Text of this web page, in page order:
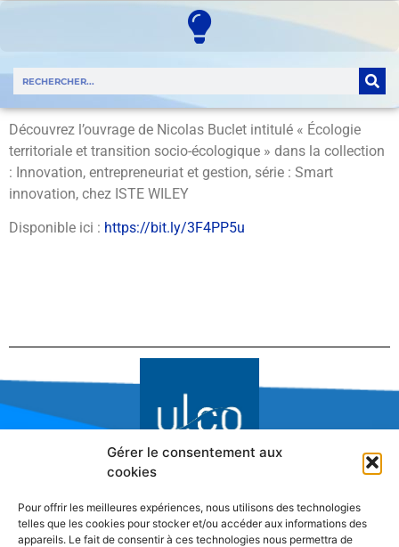
Gérer le consentement aux
cookies
Pour offrir les meilleures expériences, nous utilisons des technologies
telles que les cookies pour stocker et/ou accéder aux informations des
appareils. Le fait de consentir à ces technologies nous permettra de
Découvrez l’ouvrage de Nicolas Buclet intitulé « Écologie
territoriale et transition socio-écologique » dans la collection
: Innovation, entrepreneuriat et gestion, série : Smart
innovation, chez ISTE WILEY
Disponible ici : https://bit.ly/3F4PP5u